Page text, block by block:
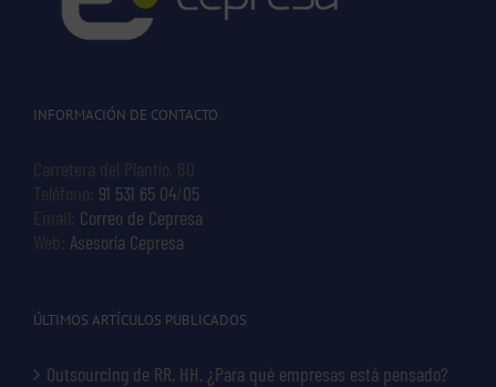
INFORMACIÓN DE CONTACTO
Carretera del Plantío, 80
Teléfono: 91 531 65 04 05
Email: Correo de Cepresa
Web: Asesoría Cepresa
ÚLTIMOS ARTÍCULOS PUBLICADOS
Outsourcing de RR. HH. ¿Para qué empresas está pensado?